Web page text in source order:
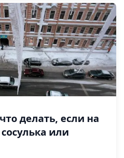
делать, если на
или